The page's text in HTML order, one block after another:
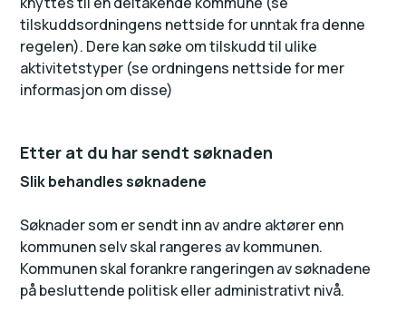
tilskuddsordningens nettside for unntak fra denne
regelen). Dere kan søke om tilskudd til ulike
aktivitetstyper (se ordningens nettside for mer
informasjon om disse)
Etter at du har sendt søknaden
Slik behandles søknadene
Søknader som er sendt inn av andre aktører enn
kommunen selv skal rangeres av kommunen.
Kommunen skal forankre rangeringen av søknadene
på besluttende politisk eller administrativt nivå.